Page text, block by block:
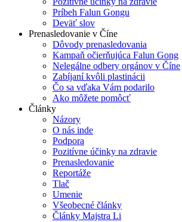
Príbeh Falun Gongu
Deväť slov
Prenasledovanie v Číne
Dôvody prenasledovania
Kampaň očierňujúca Falun Gong
Nelegálne odbery orgánov v Číne
Zabíjaní kvôli plastinácii
Čo sa vďaka Vám podarilo
Ako môžete pomôcť
Články
Názory
O nás inde
Podpora
Pozitívne účinky na zdravie
Prenasledovanie
Reportáže
Tlač
Umenie
Všeobecné články
Články Majstra Li